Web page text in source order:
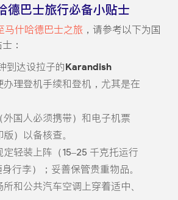
德巴士旅行必备小贴士
马什哈德巴士之旅 ，请参考以下为国
：
到达设拉子的Karandish
办理登机手续和登机，尤其是在
（外国人必须携带）和电子机票
版）以备核查。
轻装上阵（15–25 千克托运行
行李）；妥善保管贵重物品。
和公共汽车空调上穿着适中、